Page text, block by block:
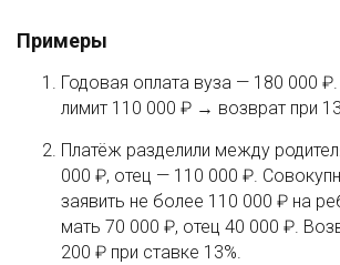
Примеры
Годовая оплата вуза — 180 000
лимит 110 000 ₽ → возврат при
Платёж разделили между
000 ₽, отец — 110 000 ₽.
заявить не более 110 000 ₽ на
мать 70 000 ₽, отец 40 000 ₽.
200 ₽ при ставке 13%.